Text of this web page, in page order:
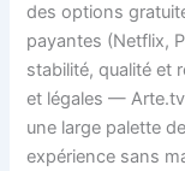
des options
payantes (Netflix,
stabilité, qualité et
et légales —
une large palette
expérience sans